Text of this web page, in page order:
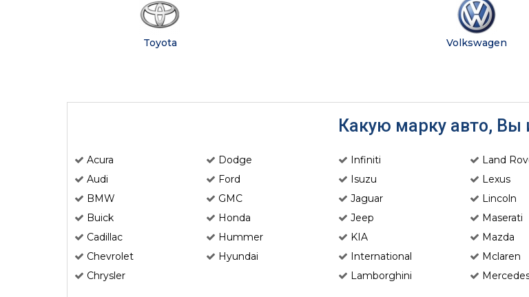
Toyota Volkswagen
Какую марку авто, Вы
Acura
Audi
BMW
Buick
Cadillac
Chevrolet
Chrysler
Dodge
Ford
GMC
Honda
Hummer
Hyundai
Infiniti
Isuzu
Jaguar
Jeep
KIA
International
Lamborghini
Land
Lexus
Lincoln
Maserati
Mazda
Mclaren